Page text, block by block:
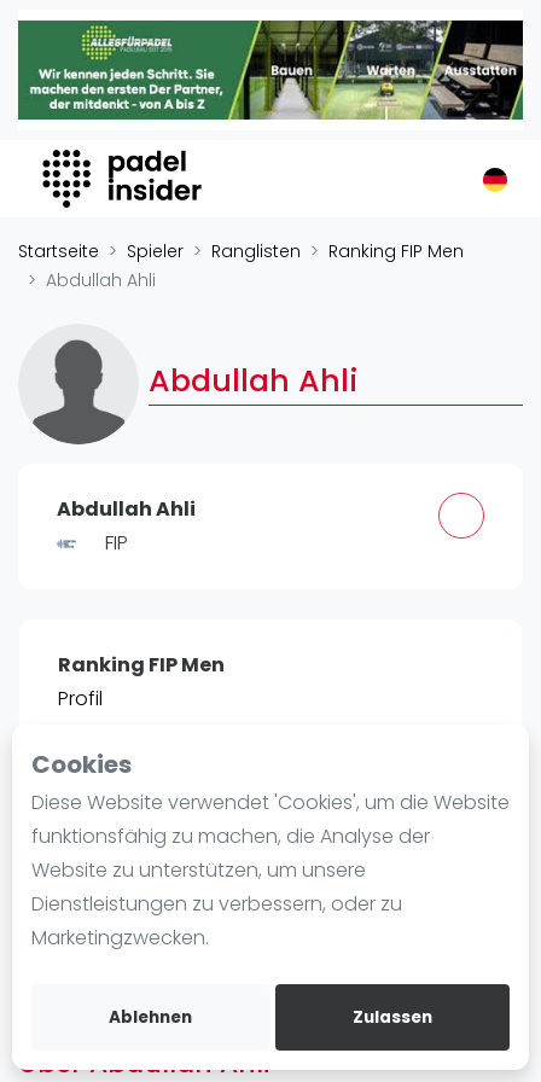
Cookies
Diese Website verwendet 'Cookies', um die Website
funktionsfähig zu machen, die Analyse der
Website zu unterstützen, um unsere
Dienstleistungen zu verbessern, oder zu
Marketingzwecken.
Ablehnen Zulassen
Padel Insider
Home
Organisationen
Buchungssysteme
Padel-Shops
Padel-Marken
Verschiedenes
Veranstaltungen
Turniere
Playtomic
Frauen
FIP Männer
Blog
Die Geschichte von Padel
Regeln und Punktzählung
Padel Schläge
Video
Startseite Spieler Ranglisten
Ranking FIP Men
Abdullah Ahli
Abdullah Ahli
Abdullah Ahli
FIP
Ranking FIP Men
Profil
POSITIE
#685 25
Bist du
Kostenloses Konto erstellen
Über Abdullah Ahli